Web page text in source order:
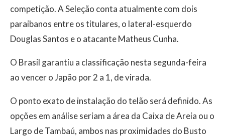
competição. A Seleção conta atualmente com dois
paraibanos entre os titulares, o lateral-esquerdo
Douglas Santos e o atacante Matheus Cunha.
O Brasil garantiu a classificação nesta segunda-feira
ao vencer o Japão por 2 a 1, de virada.
O ponto exato de instalação do telão será definido. As
opções em análise seriam a área da Caixa de Areia ou o
Largo de Tambaú, ambos nas proximidades do Busto